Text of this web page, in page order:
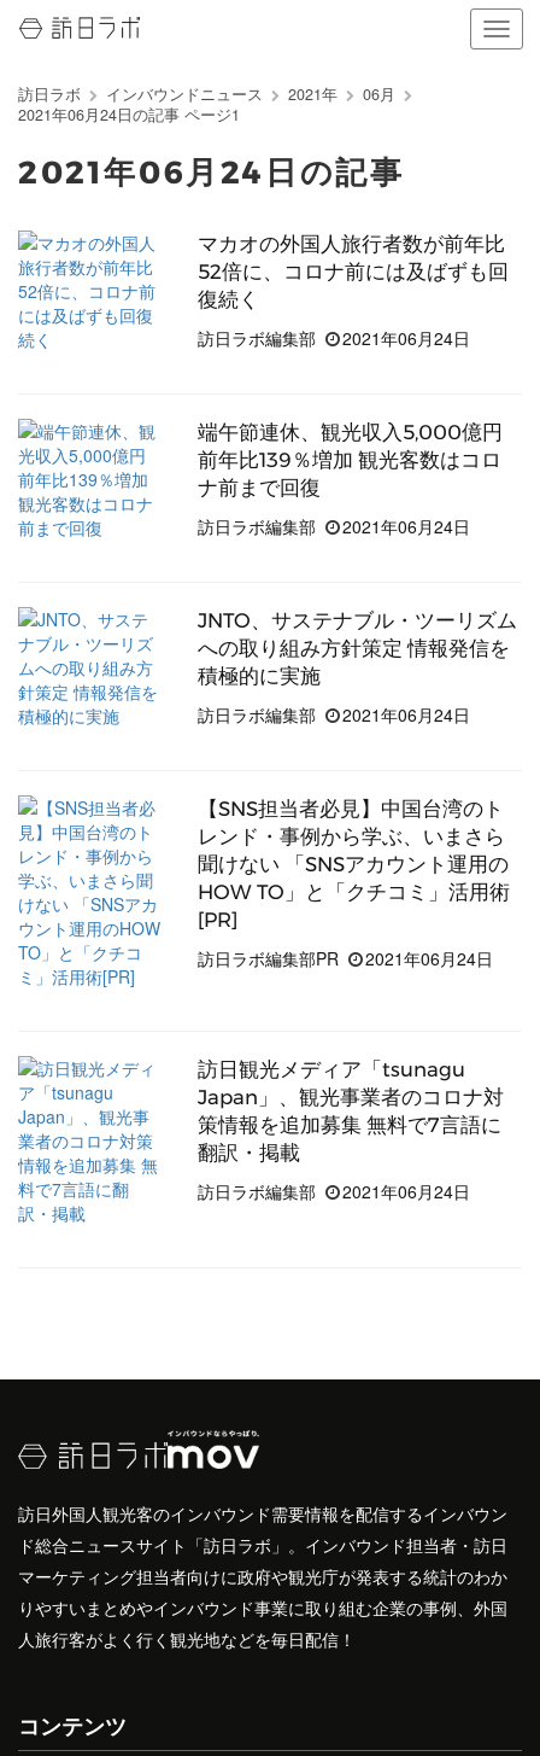
ナ
ビ
示
を
訪日ラボ インバウンドニュース 2021年
06月
2021年06月24日の記事 ページ1
2021年06月24日の記事
マカオの外国人旅行者数が前年比
52倍に、コロナ前には及ばずも回
復続く
訪日ラボ編集部
2021年06月24日
端午節連休、観光収入5,000億円
前年比139％増加 観光客数はコロ
ナ前まで回復
訪日ラボ編集部
2021年06月24日
JNTO、サステナブル・ツーリズム
への取り組み方針策定 情報発信を
積極的に実施
訪日ラボ編集部
2021年06月24日
【SNS担当者必見】中国台湾のト
レンド・事例から学ぶ、いまさら
聞けない 「SNSアカウント運用の
HOW TO」と「クチコミ」活用術
[PR]
訪日ラボ編集部PR
2021年06月24日
訪日観光メディア「tsunagu
Japan」、観光事業者のコロナ対
策情報を追加募集 無料で7言語に
翻訳・掲載
訪日ラボ編集部
2021年06月24日
訪日外国人観光客のインバウンド需要情報を配信するインバウン
ド総合ニュースサイト「訪日ラボ」。インバウンド担当者・訪日
マーケティング担当者向けに政府や観光庁が発表する統計のわか
りやすいまとめやインバウンド事業に取り組む企業の事例、外国
人旅行客がよく行く観光地などを毎日配信！
コンテンツ